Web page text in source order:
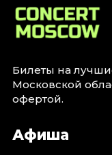
Экскурсии
Сентябрь 2026
Спорт
Август 2026
Октябрь 2026
Билеты на
Московской
офертой.
Афиша